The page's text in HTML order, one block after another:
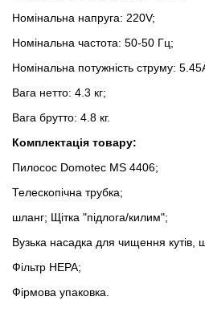
Номінальна напруга: 220V;
Номінальна частота: 50-50 Гц;
Номінальна потужність струму:
Вага нетто: 4.3 кг;
Вага брутто: 4.8 кг.
Комплектація товару:
Пилосос Domotec MS 4406;
Телескопічна трубка;
шланг; Щітка "підлога/килим";
Вузька насадка для чищення кутів,
Фільтр HEPA;
Фірмова упаковка.